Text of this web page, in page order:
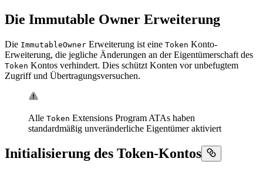
Die Immutable Owner Erweiterung
Die ImmutableOwner Erweiterung ist eine Token Konto-
Erweiterung, die jegliche Änderungen an der Eigentümerschaft des
Token Kontos verhindert. Dies schützt Konten vor unbefugtem
Zugriff und Übertragungsversuchen.
Alle Token Extensions Program ATAs haben
standardmäßig unveränderliche Eigentümer aktiviert
Initialisierung des Token-Kontos